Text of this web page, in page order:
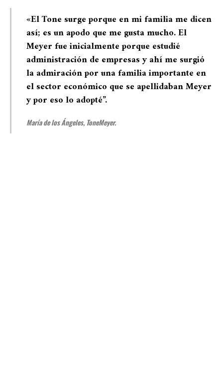
«El Tone surge porque en mi familia me dicen
así; es un apodo que me gusta mucho. El
Meyerfue inicialmente porque estudié
administración de empresas y ahí me surgió
la admiración por una familia importante en
el sector económico que se apellidaban Meyer
y por eso lo adopté”.
María de los Ángeles, ToneMeyer.